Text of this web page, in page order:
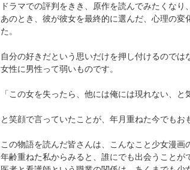
ドラマでの評判をきき、原作を読んでみたくなり
あのとき、彼が彼女を最終的に選んだ、心理の
た。
自分の好きだという思いだけを押し付けるので
女性に男性って弱いものです。
「この女を失ったら、他には俺には現れない、と
と笑顔で言っていたことが、年月重ねた今でもお
この物語を読んだ皆さんは、こんなこと少女漫画
年齢重ねた私からみると、誰にでも出会うことが